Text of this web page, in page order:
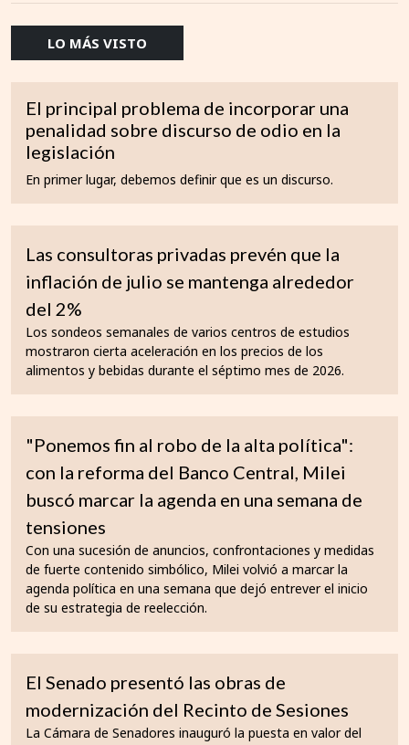
LO MÁS VISTO
El principal problema de incorporar una
penalidad sobre discurso de odio en la
legislación
En primer lugar, debemos definir que es un discurso.
Las consultoras privadas prevén que la
inflación de julio se mantenga alrededor
del 2%
Los sondeos semanales de varios centros de estudios
mostraron cierta aceleración en los precios de los
alimentos y bebidas durante el séptimo mes de 2026.
"Ponemos fin al robo de la alta política":
con la reforma del Banco Central, Milei
buscó marcar la agenda en una semana de
tensiones
Con una sucesión de anuncios, confrontaciones y medidas
de fuerte contenido simbólico, Milei volvió a marcar la
agenda política en una semana que dejó entrever el inicio
de su estrategia de reelección.
El Senado presentó las obras de
modernización del Recinto de Sesiones
La Cámara de Senadores inauguró la puesta en valor del